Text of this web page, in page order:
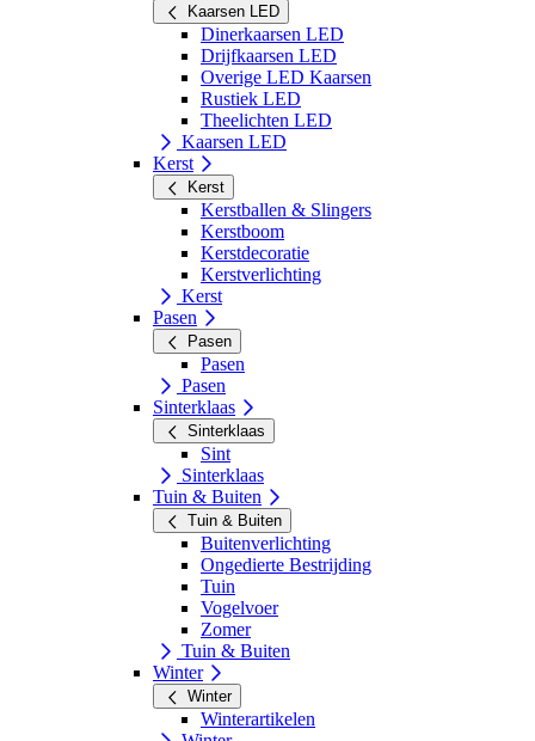
Kaarsen LED
Dinerkaarsen LED
Drijfkaarsen LED
Overige LED Kaarsen
Rustiek LED
Theelichten LED
Kaarsen LED
Kerst
Kerst
Kerstballen & Slingers
Kerstboom
Kerstdecoratie
Kerstverlichting
Kerst
Pasen
Pasen
Pasen
Pasen
Sinterklaas
Sinterklaas
Sint
Sinterklaas
Tuin & Buiten
Tuin & Buiten
Buitenverlichting
Ongedierte Bestrijding
Tuin
Vogelvoer
Zomer
Tuin & Buiten
Winter
Winter
Winterartikelen